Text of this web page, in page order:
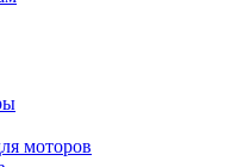
моторов